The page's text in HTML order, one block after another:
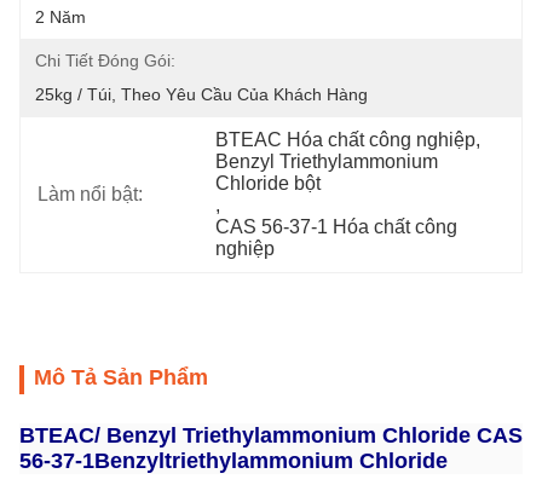
2 Năm
Chi Tiết Đóng Gói:
25kg / Túi, Theo Yêu Cầu Của Khách Hàng
Làm nổi bật:
BTEAC Hóa chất công nghiệp,
Benzyl Triethylammonium
Chloride bột
,
CAS 56-37-1 Hóa chất công
nghiệp
Mô Tả Sản Phẩm
BTEAC/ Benzyl Triethylammonium Chloride CAS
56-37-1Benzyltriethylammonium Chloride